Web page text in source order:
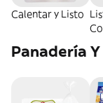
Calentar y Listo
Panadería